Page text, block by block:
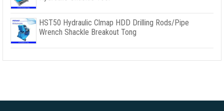
HST50 Hydraulic Clmap HDD Drilling Rods/Pipe
Wrench Shackle Breakout Tong